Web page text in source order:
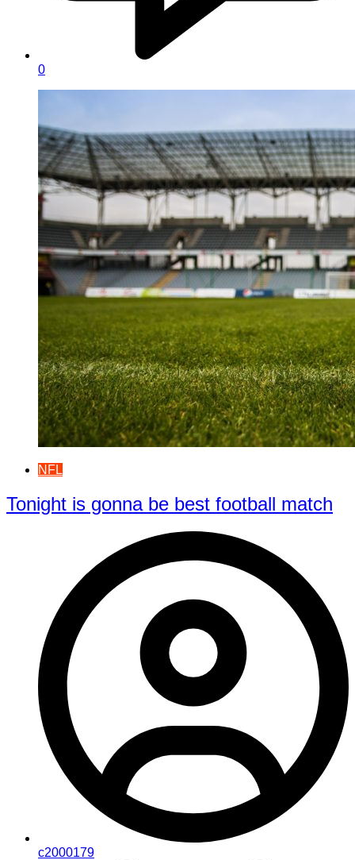
0
NFL
Tonight is gonna be best football match
c2000179